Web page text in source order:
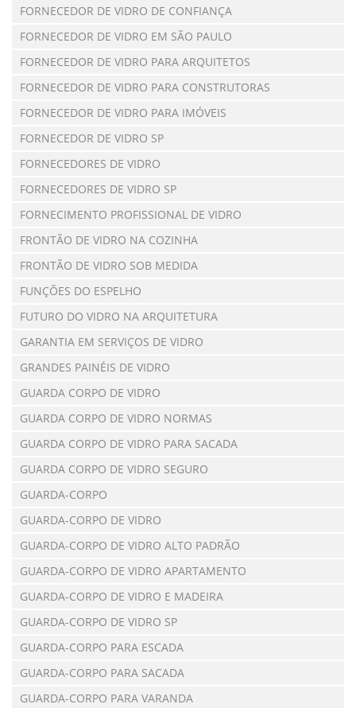
FORNECEDOR DE VIDRO DE CONFIANÇA
FORNECEDOR DE VIDRO EM SÃO PAULO
FORNECEDOR DE VIDRO PARA ARQUITETOS
FORNECEDOR DE VIDRO PARA CONSTRUTORAS
FORNECEDOR DE VIDRO PARA IMÓVEIS
FORNECEDOR DE VIDRO SP
FORNECEDORES DE VIDRO
FORNECEDORES DE VIDRO SP
FORNECIMENTO PROFISSIONAL DE VIDRO
FRONTÃO DE VIDRO NA COZINHA
FRONTÃO DE VIDRO SOB MEDIDA
FUNÇÕES DO ESPELHO
FUTURO DO VIDRO NA ARQUITETURA
GARANTIA EM SERVIÇOS DE VIDRO
GRANDES PAINÉIS DE VIDRO
GUARDA CORPO DE VIDRO
GUARDA CORPO DE VIDRO NORMAS
GUARDA CORPO DE VIDRO PARA SACADA
GUARDA CORPO DE VIDRO SEGURO
GUARDA-CORPO
GUARDA-CORPO DE VIDRO
GUARDA-CORPO DE VIDRO ALTO PADRÃO
GUARDA-CORPO DE VIDRO APARTAMENTO
GUARDA-CORPO DE VIDRO E MADEIRA
GUARDA-CORPO DE VIDRO SP
GUARDA-CORPO PARA ESCADA
GUARDA-CORPO PARA SACADA
GUARDA-CORPO PARA VARANDA